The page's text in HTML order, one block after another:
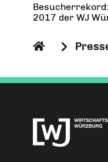
2017 der WJ